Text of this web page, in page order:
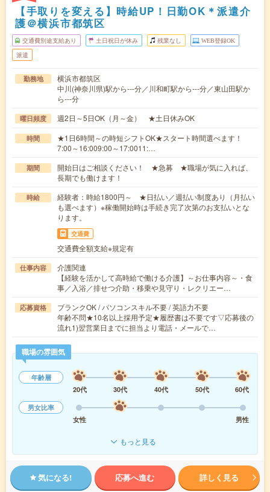
【手取りを変える】時給UP！日勤OK＊派遣介
護＠横浜市都筑区
交通費別途支給あり 土日祝日が休み 残業なし WEB登録OK
派遣
勤務地
横浜市都筑区
中川(神奈川県)駅から---分／川和町駅から---分／東山田駅か
ら---分
曜日頻度 週2日～5日OK（月～金） ★土日休みOK
時間
★1日6時間～の時短シフトOK★スタート時間選べます！
7:00～16:009:00～17:0011:…
期間
開始日はご相談ください！ ★急募 ★職場が気に入れば、
長期でも働けます！
時給
経験者：時給1800円～ ★日払い／週払い制度あり（月払い
も選べます）※稼働開始時は手続き完了次第のお支払いとな
ります。
交通費
交通費全額支給※規定有
仕事内容
介護関連
【経験を活かして高時給で働ける介護】～お仕事内容～・食
事／入浴／排せつ介助・移乗や見守り・レクリエー…
応募資格
ブランクOK / パソコンスキル不要 / 英語力不要
年齢不問★10名以上採用予定★履歴書は不要です▽応募後の
流れ1)翌営業日までに担当より電話・メールで…
職場の雰囲気
年齢層
20代
30代 40代 50代
60代
男女比率
女性
男性
もっと見る
気になる! 応募へ進む 詳しく見る